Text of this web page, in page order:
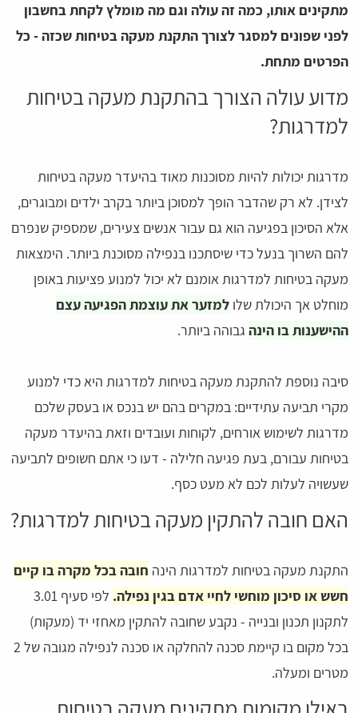
מתקינים אותו, כמה זה עולה וגם מה מומלץ לקחת בחשבון
לפני שפונים למסגר לצורך התקנת מעקה בטיחות שכזה - כל
הפרטים מתחת.
מדוע עולה הצורך בהתקנת מעקה בטיחות
למדרגות?
מדרגות יכולות להיות מסוכנות מאוד בהיעדר מעקה בטיחות
לצידן. לא רק שהדבר הופך למסוכן ביותר בקרב ילדים ומבוגרים,
אלא הסיכון בפגיעה הוא גם עבור אנשים צעירים, שמספיק שנפרם
להם השרוך בנעל כדי שיסתכנו בנפילה מסוכנת ביותר. הימצאות
מעקה בטיחות למדרגות אומנם לא יכול למנוע פציעות באופן
מוחלט אך היכולת שלו למזער את עוצמת הפגיעה עצם
ההישענות בו הינה גבוהה ביותר.
סיבה נוספת להתקנת מעקה בטיחות למדרגות היא כדי למנוע
מקרי תביעה עתידיים: במקרים בהם יש בנכס או בעסק שלכם
מדרגות לשימוש אורחים, לקוחות ועובדים וזאת בהיעדר מעקה
בטיחות עבורם, בעת פגיעה חלילה - דעו כי אתם חשופים לתביעה
שעשויה לעלות לכם לא מעט כסף.
האם חובה להתקין מעקה בטיחות למדרגות?
התקנת מעקה בטיחות למדרגות הינה חובה בכל מקרה בו קיים
חשש או סיכון מוחשי לחיי אדם בגין נפילה.
לפי סעיף 3.01
לתקנון תכנון ובנייה - נקבע שחובה להתקין מאחזי יד (מעקות)
בכל מקום בו קיימת סכנה להחלקה או סכנה לנפילה מגובה של 2
מטרים ומעלה.